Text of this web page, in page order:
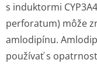
s induktormi
perforatum) môže
amlodipínu.
používať s